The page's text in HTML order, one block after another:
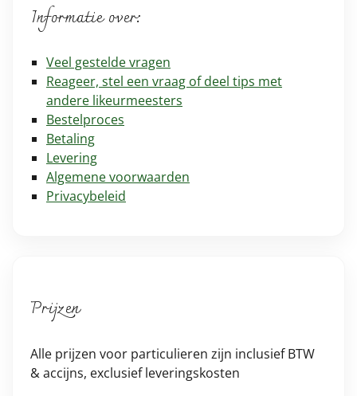
Informatie over:
Veel gestelde vragen
Reageer, stel een vraag of deel tips met
andere likeurmeesters
Bestelproces
Betaling
Levering
Algemene voorwaarden
Privacybeleid
Prijzen
Alle prijzen voor particulieren zijn inclusief BTW
& accijns, exclusief leveringskosten